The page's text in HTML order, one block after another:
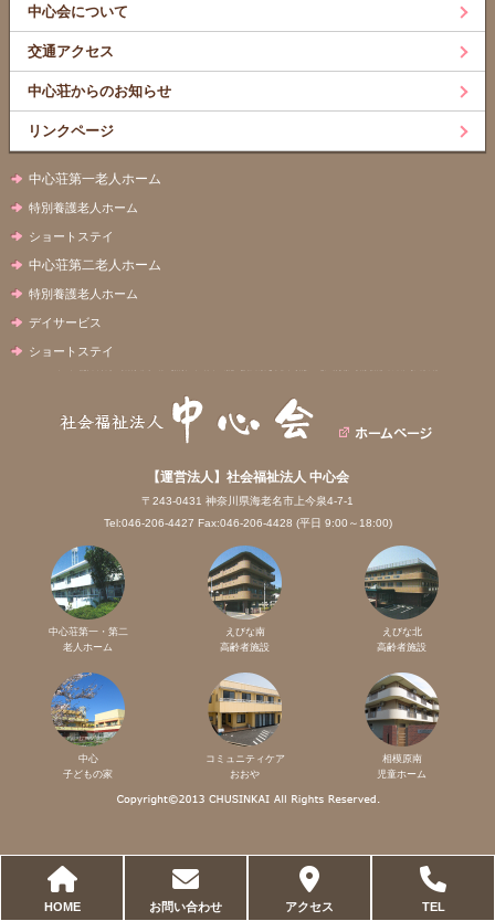
中心会について
交通アクセス
中心荘からのお知らせ
リンクページ
中心荘第一老人ホーム
特別養護老人ホーム
ショートステイ
中心荘第二老人ホーム
特別養護老人ホーム
デイサービス
ショートステイ
【運営法人】社会福祉法人 中心会
〒243-0431 神奈川県海老名市上今泉4-7-1
Tel:046-206-4427 Fax:046-206-4428 (平日 9:00～18:00)
中心荘第一・第二
老人ホーム
えびな南
高齢者施設
えびな北
高齢者施設
中心
子どもの家
コミュニティケア
おおや
相模原南
児童ホーム
HOME お問い合わせ アクセス TEL